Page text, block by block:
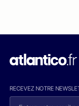
RECEVEZ NOTRE